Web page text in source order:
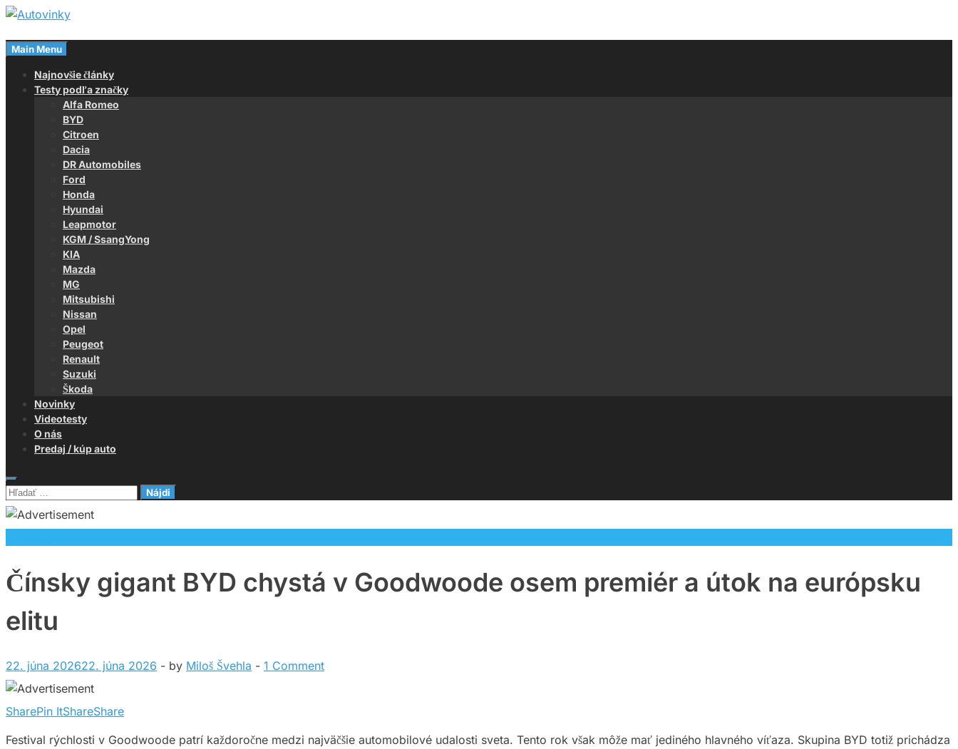
Skip
content
Autovinky
Magazín o autách
Main Menu
Najnovšie články
Testy podľa značky
Alfa Romeo
BYD
Citroen
Dacia
DR Automobiles
Ford
Honda
Hyundai
Leapmotor
KGM / SsangYong
KIA
Mazda
MG
Mitsubishi
Nissan
Opel
Peugeot
Renault
Suzuki
Škoda
Novinky
Videotesty
O nás
Predaj / kúp auto
Hľadať:
Čínsky gigant BYD chystá v Goodwoode osem premiér a útok na európsku
elitu
22. júna 202622. júna 2026 - by Miloš Švehla - 1 Comment
SharePin ItShareShare
Festival rýchlosti v Goodwoode patrí každoročne medzi najväčšie automobilové udalosti sveta. Tento rok však môže mať jediného hlavného víťaza. Skupina BYD totiž prichádza